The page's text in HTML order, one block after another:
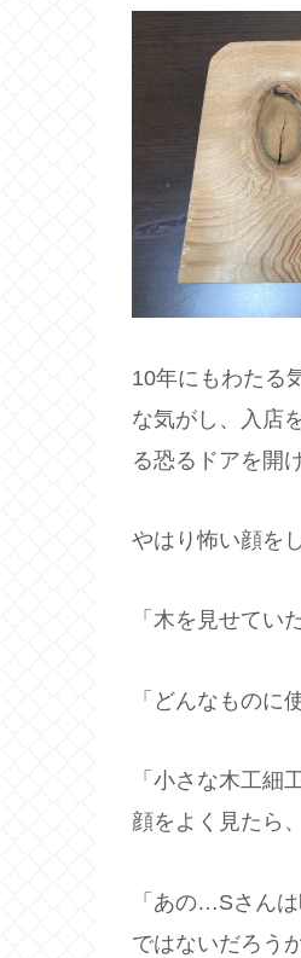
10年にもわたる
な気がし、入店
る恐るドアを開
やはり怖い顔を
「木を見せてい
「どんなものに
「小さな木工
顔をよく見たら
「あの…Sさん
ではないだろうか